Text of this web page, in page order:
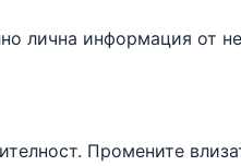
лична информация от
Промените